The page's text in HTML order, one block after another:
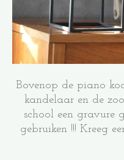
Bovenop de piano
kandelaar en de
school een gravure
gebruiken !!! Kreeg